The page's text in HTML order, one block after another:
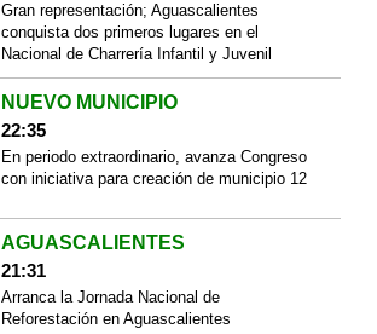
Gran representación; Aguascalientes
conquista dos primeros lugares en el
Nacional de Charrería Infantil y Juvenil
NUEVO MUNICIPIO
22:35
En periodo extraordinario, avanza Congreso
con iniciativa para creación de municipio 12
AGUASCALIENTES
21:31
Arranca la Jornada Nacional de
Reforestación en Aguascalientes